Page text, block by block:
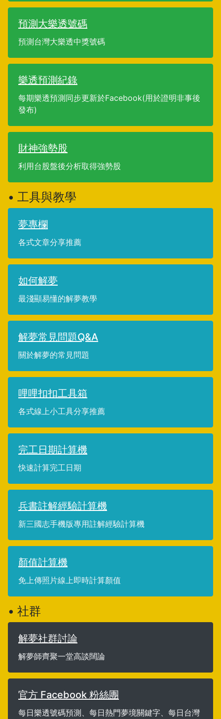
預測大樂透號碼
預測台灣大樂透中獎號碼
樂透預測紀錄
每期樂透預測同步更新於Facebook(用於證明非事後
發布)
財神強勢股
利用台股盤後分析取得強勢股
• 工具與教學
夢專欄
各式文章分享推薦
如何解夢
最淺顯易懂的解夢教學
解夢常見問題Q&A
關於解夢的常見問題
哩哩扣扣工具箱
各式線上小工具分享推薦
完工日期計算機
快速計算完工日期
兵書註解經驗計算機
新三國志手機版專用註解經驗計算機
顏值計算機
免上傳照片線上即時計算顏值
• 社群
解夢社群討論
解夢師齊聚一堂高談闊論
官方 Facebook 粉絲團
每日樂透號碼預測、每日熱門夢境關鍵字、每日台灣